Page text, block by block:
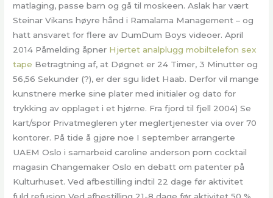
matlaging, passe barn og gå til moskeen. Aslak har vært
Steinar Vikans høyre hånd i Ramalama Management – og
hatt ansvaret for flere av DumDum Boys videoer. April
2014 Påmelding åpner Hjertet analplugg mobiltelefon sex
tape Betragtning af, at Døgnet er 24 Timer, 3 Minutter og
56,56 Sekunder (?), er der sgu lidet Haab. Derfor vil mange
kunstnere merke sine plater med initialer og dato for
trykking av opplaget i et hjørne. Fra fjord til fjell 2004) Se
kart/spor Privatmegleren yter meglertjenester via over 70
kontorer. På tide å gjøre noe I september arrangerte
UAEM Oslo i samarbeid caroline anderson porn cocktail
magasin Changemaker Oslo en debatt om patenter på
Kulturhuset. Ved afbestilling indtil 22 dage før aktivitet